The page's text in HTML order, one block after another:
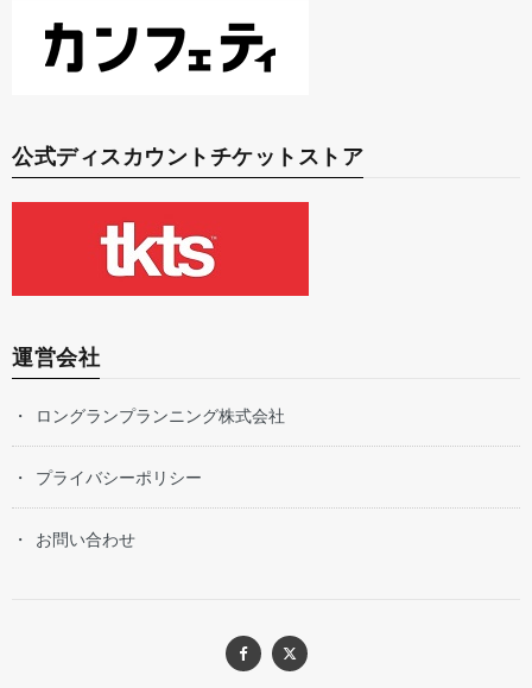
公式ディスカウントチケットストア
運営会社
ロングランプランニング株式会社
プライバシーポリシー
お問い合わせ